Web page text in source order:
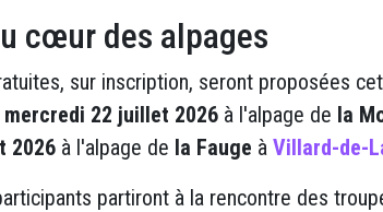
cœur des alpages
sur inscription, seront proposées
mercredi 22 juillet 2026 à l'alpage de la
2026 à l'alpage de la Fauge à Villard-de-
partiront à la rencontre des